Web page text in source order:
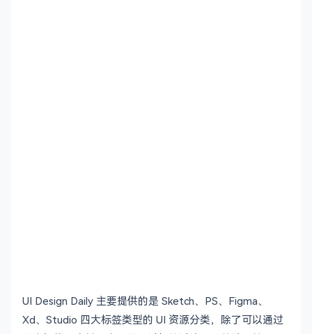
UI Design Daily 主要提供的是 Sketch、PS、Figma、
Xd、Studio 四大标签类型的 UI 资源分类，除了可以通过